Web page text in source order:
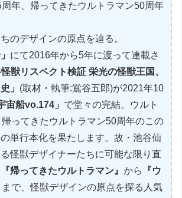
年、帰ってきたウルトラマン50周年
のデザインの原点を辿る。
にて2016年から5年に渡って連載さ
怪獣リスペクト検証 栄光の怪獣王国、
」 (取材・執筆:鴬谷五郎)が2021年10
宙船vo.174」 で堂々の完結。ウルト
ってきたウルトラマン50周年のこの
単行本化を果たします。故・池谷仙
怪獣デザイナーたちに可能な限り直
『帰ってきたウルトラマン』から
『ウ
まで、怪獣デザインの原点を探る人気